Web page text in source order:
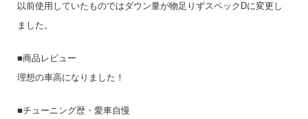
以前使用していたものではダウン量が物足りずスペックDに変更し
ました。
■商品レビュー
理想の車高になりました！
■チューニング歴・愛車自慢